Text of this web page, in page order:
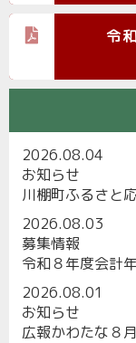
令
2026.08.04
お知らせ
川棚町ふるさと
2026.08.03
募集情報
令和８年度会計
2026.08.01
お知らせ
広報かわたな８